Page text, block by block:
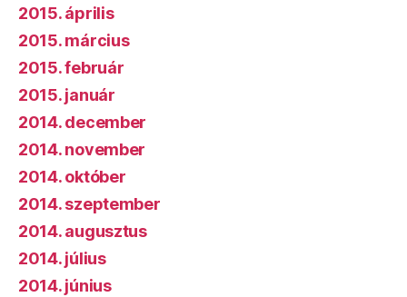
2015. április
2015. március
2015. február
2015. január
2014. december
2014. november
2014. október
2014. szeptember
2014. augusztus
2014. július
2014. június